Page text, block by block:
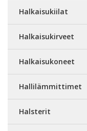
Halkaisukiilat
Halkaisukirveet
Halkaisukoneet
Hallilämmittimet
Halsterit